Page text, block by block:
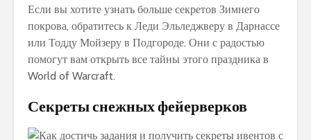
Если вы хотите узнать больше секретов Зимнего
покрова, обратитесь к Леди Эльледжверу в Дарнассе
или Тодду Мойзеру в Подгороде. Они с радостью
помогут вам открыть все тайны этого праздника в
World of Warcraft.
Секреты снежных фейерверков